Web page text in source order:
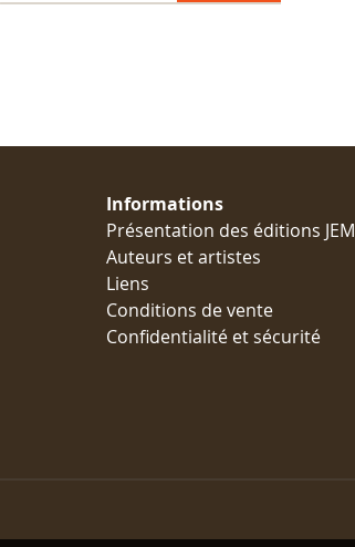
Informations
Présentation des éditions JEM
Auteurs et artistes
Liens
Conditions de vente
Confidentialité et sécurité